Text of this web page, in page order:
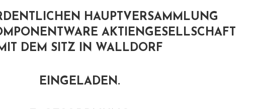
HAUPTVERSAMMLUNG
AKTIENGESELLSCHAFT
DEM SITZ IN WALLDORF
EINGELADEN.